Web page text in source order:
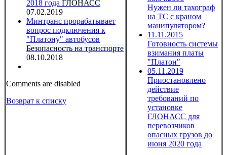
2018 года ГЛОНАСС
07.02.2019
Минтранс прорабатывает
вопрос подключения к
"Платону" автобусов
Безопасность на транспорте
08.10.2018
Comments are disabled
Возврат к списку
Нужен ли тахограф
на ТС с краном
манипулятором?
11.11.2015
Готовность системы
взимания платы
"Платон"
05.11.2019
Приостановлено
действие
требований по
установке
ГЛОНАСС для
перевозчиков
опасных грузов до
июня 2020 года